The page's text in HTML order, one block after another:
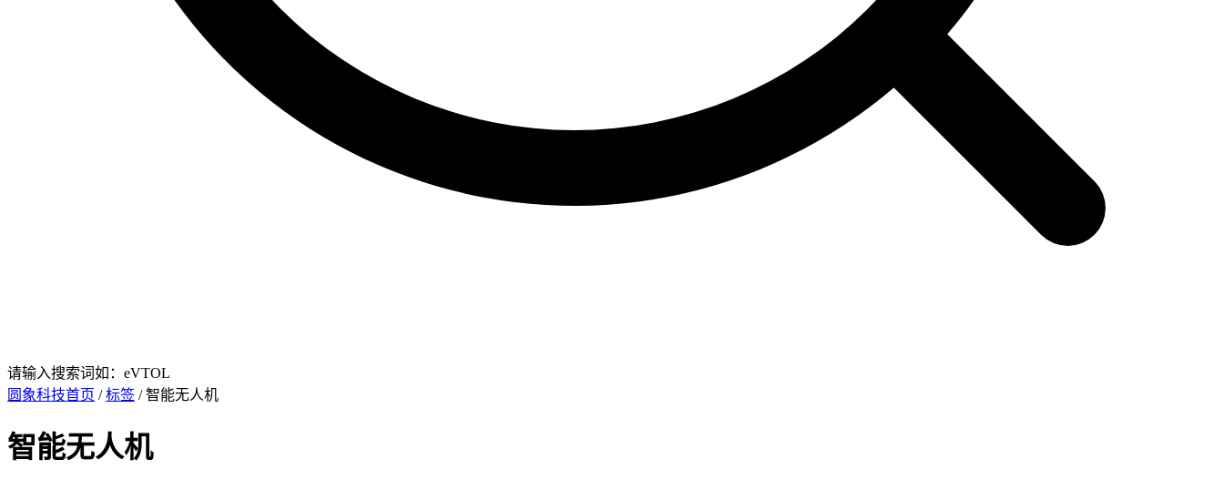
请输入搜索词如：eVTOL
圆象科技首页 /标签 / 智能无人机
智能无人机